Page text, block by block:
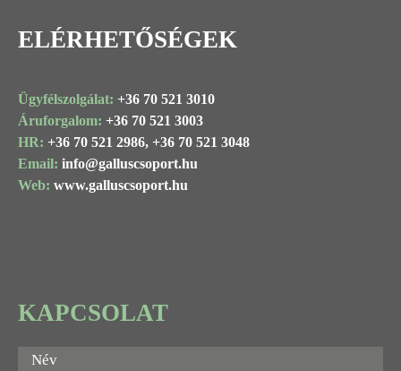
ELÉRHETŐSÉGEK
Ügyfélszolgálat: +36 70 521 3010
Áruforgalom: +36 70 521 3003
HR: +36 70 521 2986, +36 70 521 3048
Email: info@galluscsoport.hu
Web: www.galluscsoport.hu
KAPCSOLAT